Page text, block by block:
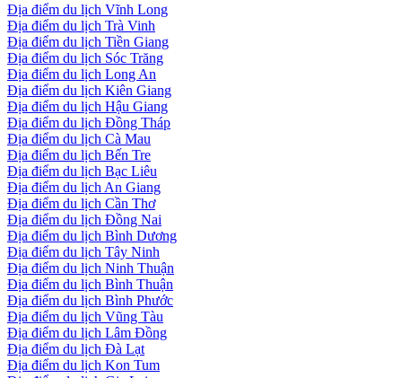
Địa điểm du lịch Vĩnh Long
Địa điểm du lịch Trà Vinh
Địa điểm du lịch Tiền Giang
Địa điểm du lịch Sóc Trăng
Địa điểm du lịch Long An
Địa điểm du lịch Kiên Giang
Địa điểm du lịch Hậu Giang
Địa điểm du lịch Đồng Tháp
Địa điểm du lịch Cà Mau
Địa điểm du lịch Bến Tre
Địa điểm du lịch Bạc Liêu
Địa điểm du lịch An Giang
Địa điểm du lịch Cần Thơ
Địa điểm du lịch Đồng Nai
Địa điểm du lịch Bình Dương
Địa điểm du lịch Tây Ninh
Địa điểm du lịch Ninh Thuận
Địa điểm du lịch Bình Thuận
Địa điểm du lịch Bình Phước
Địa điểm du lịch Vũng Tàu
Địa điểm du lịch Lâm Đồng
Địa điểm du lịch Đà Lạt
Địa điểm du lịch Kon Tum